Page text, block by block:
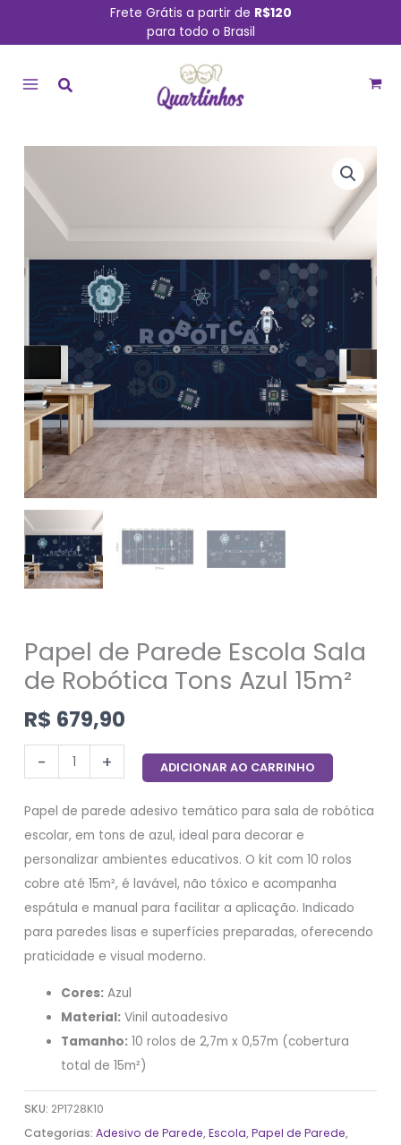
conteúdo
Frete Grátis a partir de R$120
para todo o Brasil
MENU
Papel de Parede Escola Sala
de Robótica Tons Azul 15m²
R$ 679,90
-
de
Parede
Escola
de
Robótica
Tons
Azul
quantidade
+ ADICIONAR AO CARRINHO
Papel de parede adesivo temático para sala de robótica
escolar, em tons de azul, ideal para decorar e
personalizar ambientes educativos. O kit com 10 rolos
cobre até 15m², é lavável, não tóxico e acompanha
espátula e manual para facilitar a aplicação. Indicado
para paredes lisas e superfícies preparadas, oferecendo
praticidade e visual moderno.
Cores: Azul
Material: Vinil autoadesivo
Tamanho: 10 rolos de 2,7m x 0,57m (cobertura
total de 15m²)
SKU: 2P1728K10
Categorias:Adesivo de Parede,Escola,Papel de Parede,